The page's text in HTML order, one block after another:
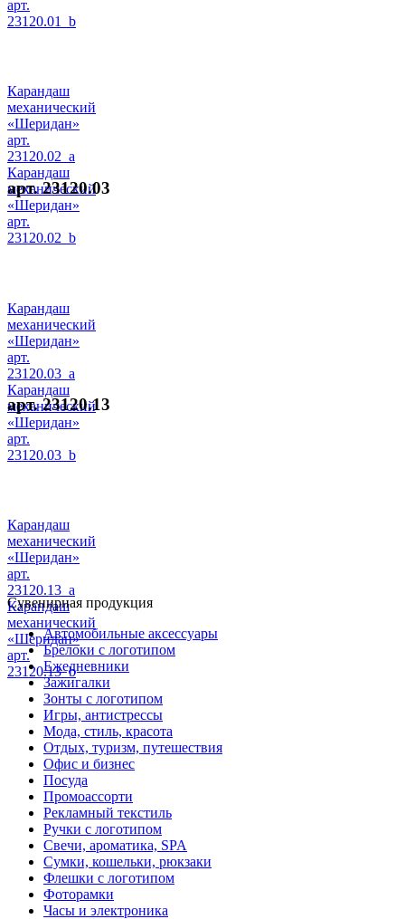
арт.
23120.01_b
Карандаш
механический
«Шеридан»
арт.
23120.02_a
Карандаш
механический
«Шеридан»
арт.
23120.02_b
арт. 23120.03
Карандаш
механический
«Шеридан»
арт.
23120.03_a
Карандаш
механический
«Шеридан»
арт.
23120.03_b
арт. 23120.13
Карандаш
механический
«Шеридан»
арт.
23120.13_a
Карандаш
механический
«Шеридан»
арт.
23120.13_b
Сувенирная продукция
Автомобильные аксессуары
Брелоки с логотипом
Ежедневники
Зажигалки
Зонты с логотипом
Игры, антистрессы
Мода, стиль, красота
Отдых, туризм, путешествия
Офис и бизнес
Посуда
Промоассорти
Рекламный текстиль
Ручки с логотипом
Свечи, ароматика, SPA
Сумки, кошельки, рюкзаки
Флешки с логотипом
Фоторамки
Часы и электроника